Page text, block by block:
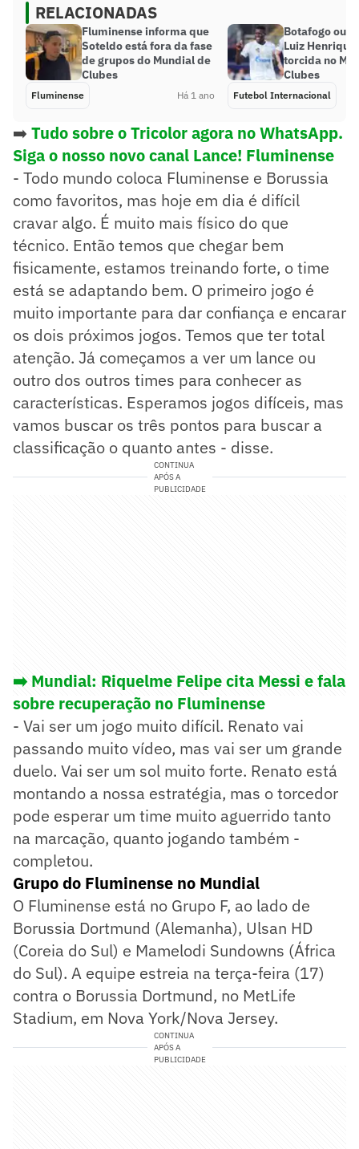
RELACIONADAS
Fluminense informa que
Soteldo está fora da fase
de grupos do Mundial de
Clubes
Fluminense Há 1 ano
Botafogo ou
Luiz
torcida no
Clubes
Futebol Internacional
➡️ Tudo sobre o Tricolor agora no WhatsApp.
Siga o nosso novo canal Lance! Fluminense
- Todo mundo coloca Fluminense e Borussia
como favoritos, mas hoje em dia é difícil
cravar algo. É muito mais físico do que
técnico. Então temos que chegar bem
fisicamente, estamos treinando forte, o time
está se adaptando bem. O primeiro jogo é
muito importante para dar confiança e encarar
os dois próximos jogos. Temos que ter total
atenção. Já começamos a ver um lance ou
outro dos outros times para conhecer as
características. Esperamos jogos difíceis, mas
vamos buscar os três pontos para buscar a
classificação o quanto antes - disse.
CONTINUA
APÓS A
PUBLICIDADE
➡️ Mundial: Riquelme Felipe cita Messi e fala
sobre recuperação no Fluminense
- Vai ser um jogo muito difícil. Renato vai
passando muito vídeo, mas vai ser um grande
duelo. Vai ser um sol muito forte. Renato está
montando a nossa estratégia, mas o torcedor
pode esperar um time muito aguerrido tanto
na marcação, quanto jogando também -
completou.
Grupo do Fluminense no Mundial
O Fluminense está no Grupo F, ao lado de
Borussia Dortmund (Alemanha), Ulsan HD
(Coreia do Sul) e Mamelodi Sundowns (África
do Sul). A equipe estreia na terça-feira (17)
contra o Borussia Dortmund, no MetLife
Stadium, em Nova York/Nova Jersey.
CONTINUA
APÓS A
PUBLICIDADE